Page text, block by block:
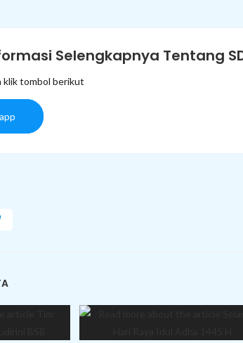
Selengkapnya Tentang
klik tombol berikut